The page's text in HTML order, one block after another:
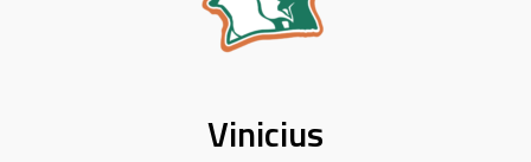
Vinicius